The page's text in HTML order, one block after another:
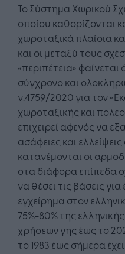
Το Σύστημα Χωρικού
οποίου καθορίζονται
χωροταξικά πλαίσια
και οι μεταξύ τους
«περιπέτεια» φαίνεται
σύγχρονο και
ν.4759/2020 για τον
χωροταξικής και
επιχειρεί αφενός να
ασάφειες και
κατανέμονται οι
στα διάφορα επίπεδα
να θέσει τις βάσεις
εγχείρημα στον
75%-80% της
χρήσεων γης έως το
το 1983 έως σήμερα